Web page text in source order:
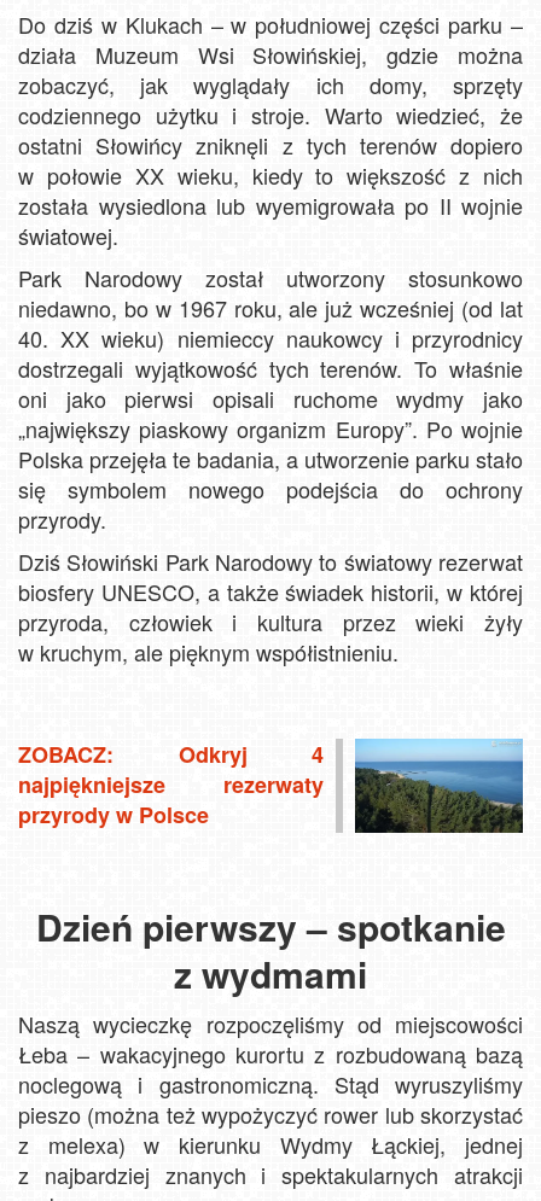
Do dziś w Klukach – w południowej części parku –
działa Muzeum Wsi Słowińskiej, gdzie można
zobaczyć, jak wyglądały ich domy, sprzęty
codziennego użytku i stroje. Warto wiedzieć, że
ostatni Słowińcy zniknęli z tych terenów dopiero
w połowie XX wieku, kiedy to większość z nich
została wysiedlona lub wyemigrowała po II wojnie
światowej.
Park Narodowy został utworzony stosunkowo
niedawno, bo w 1967 roku, ale już wcześniej (od lat
40. XX wieku) niemieccy naukowcy i przyrodnicy
dostrzegali wyjątkowość tych terenów. To właśnie
oni jako pierwsi opisali ruchome wydmy jako
„największy piaskowy organizm Europy”. Po wojnie
Polska przejęła te badania, a utworzenie parku stało
się symbolem nowego podejścia do ochrony
przyrody.
Dziś Słowiński Park Narodowy to światowy rezerwat
biosfery UNESCO, a także świadek historii, w której
przyroda, człowiek i kultura przez wieki żyły
w kruchym, ale pięknym współistnieniu.
ZOBACZ: Odkryj 4
najpiękniejsze rezerwaty
przyrody w Polsce
Dzień pierwszy – spotkanie
z wydmami
Naszą wycieczkę rozpoczęliśmy od miejscowości
Łeba – wakacyjnego kurortu z rozbudowaną bazą
noclegową i gastronomiczną. Stąd wyruszyliśmy
pieszo (można też wypożyczyć rower lub skorzystać
z melexa) w kierunku Wydmy Łąckiej, jednej
z najbardziej znanych i spektakularnych atrakcji